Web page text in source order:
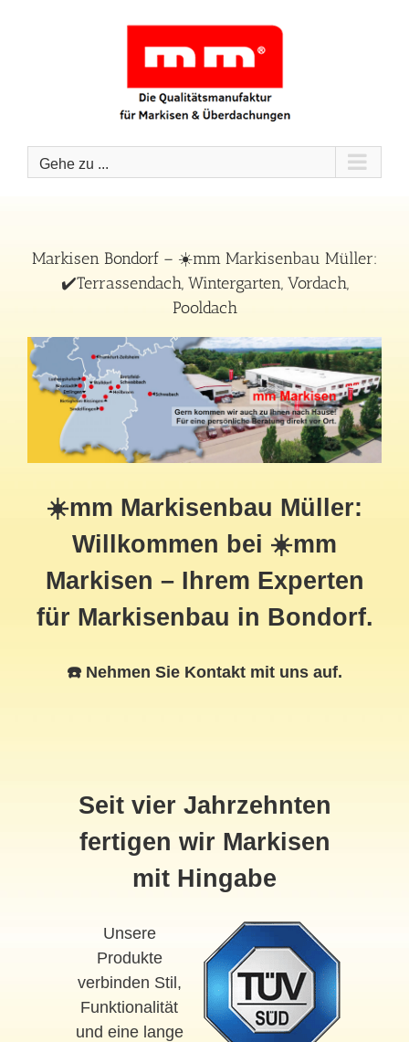
Gehe zu ...
Markisen Bondorf – ☀️mm Markisenbau Müller:
✔️Terrassendach, Wintergarten, Vordach,
Pooldach
☀️mm Markisenbau Müller:
Willkommen bei ☀️mm
Markisen – Ihrem Experten
für Markisenbau in Bondorf.
☎️ Nehmen Sie Kontakt mit uns auf.
Seit vier Jahrzehnten
fertigen wir Markisen
mit Hingabe
Unsere
Produkte
verbinden Stil,
Funktionalität
und eine lange